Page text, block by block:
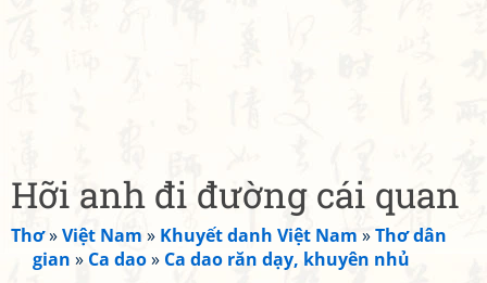
Hỡi anh đi đường cái quan
Thơ»Việt Nam » Khuyết danh Việt Nam »Thơ dân
gian » Ca dao» Ca dao răn dạy, khuyên nhủ